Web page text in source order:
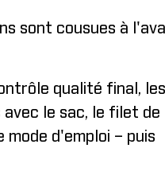
sont cousues à
qualité final,
avec le sac, le filet de
d'emploi – puis